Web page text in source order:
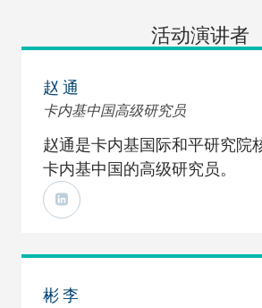
活动演讲者
赵 通
卡内基中国高级研究员
赵通是卡内基国际和平研究院
卡内基中国的高级研究员。
彬 李